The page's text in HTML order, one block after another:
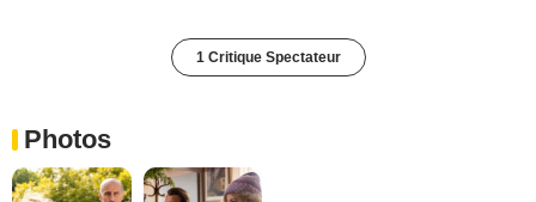
1 Critique Spectateur
Photos